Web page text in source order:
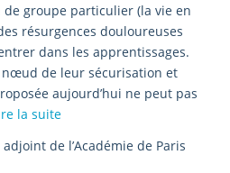
groupe particulier (la vie en
résurgences douloureuses
dans les apprentissages.
de leur sécurisation et
aujourd’hui ne peut pas
la suite
de l’Académie de Paris